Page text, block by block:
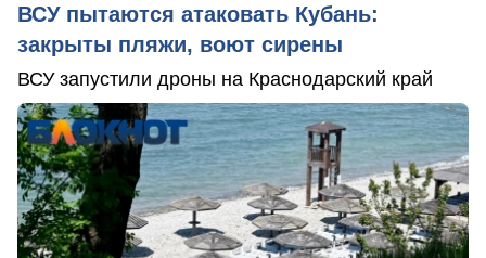
ВСУ пытаются атаковать Кубань:
закрыты пляжи, воют сирены
ВСУ запустили дроны на Краснодарский край